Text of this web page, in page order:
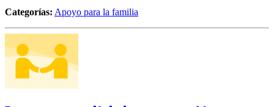
Categorías: Apoyo para la familia